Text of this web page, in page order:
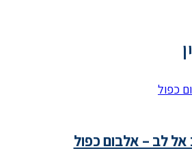
אל לב – אלבום כפול